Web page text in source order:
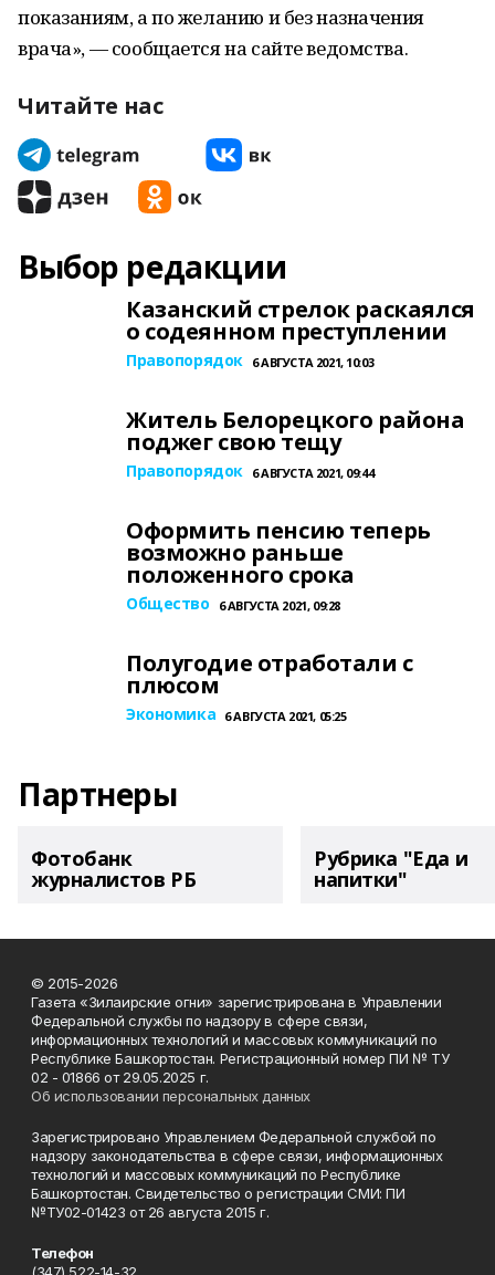
показаниям, а по желанию и без назначения
врача», — сообщается на сайте ведомства.
Читайте нас
Выбор редакции
Казанский стрелок раскаялся
о содеянном преступлении
Правопорядок 6 АВГУСТА 2021, 10:03
Житель Белорецкого района
поджег свою тещу
Правопорядок 6 АВГУСТА 2021, 09:44
Оформить пенсию теперь
возможно раньше
положенного срока
Общество 6 АВГУСТА 2021, 09:28
Полугодие отработали с
плюсом
Экономика 6 АВГУСТА 2021, 05:25
Партнеры
Фотобанк
журналистов РБ
Рубрика "Еда и
напитки"
© 2015-2026
Газета «Зилаирские огни» зарегистрирована в Управлении
Федеральной службы по надзору в сфере связи,
информационных технологий и массовых коммуникаций по
Республике Башкортостан. Регистрационный номер ПИ № ТУ
02 - 01866 от 29.05.2025 г.
Об использовании персональных данных
Зарегистрировано Управлением Федеральной службой по
надзору законодательства в сфере связи, информационных
технологий и массовых коммуникаций по Республике
Башкортостан. Свидетельство о регистрации СМИ: ПИ
№ТУ02-01423 от 26 августа 2015 г.
Телефон